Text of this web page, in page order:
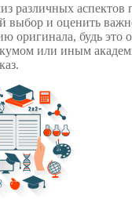
различных аспектов
выбор и оценить
оригинала, будь это
или иным